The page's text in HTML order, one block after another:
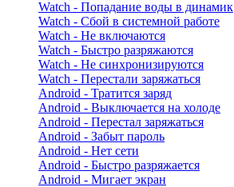
Watch - Попадание воды в динамик
Watch - Сбой в системной работе
Watch - Не включаются
Watch - Быстро разряжаются
Watch - Не синхронизируются
Watch - Перестали заряжаться
Android - Тратится заряд
Android - Выключается на холоде
Android - Перестал заряжаться
Android - Забыт пароль
Android - Нет сети
Android - Быстро разряжается
Android - Мигает экран